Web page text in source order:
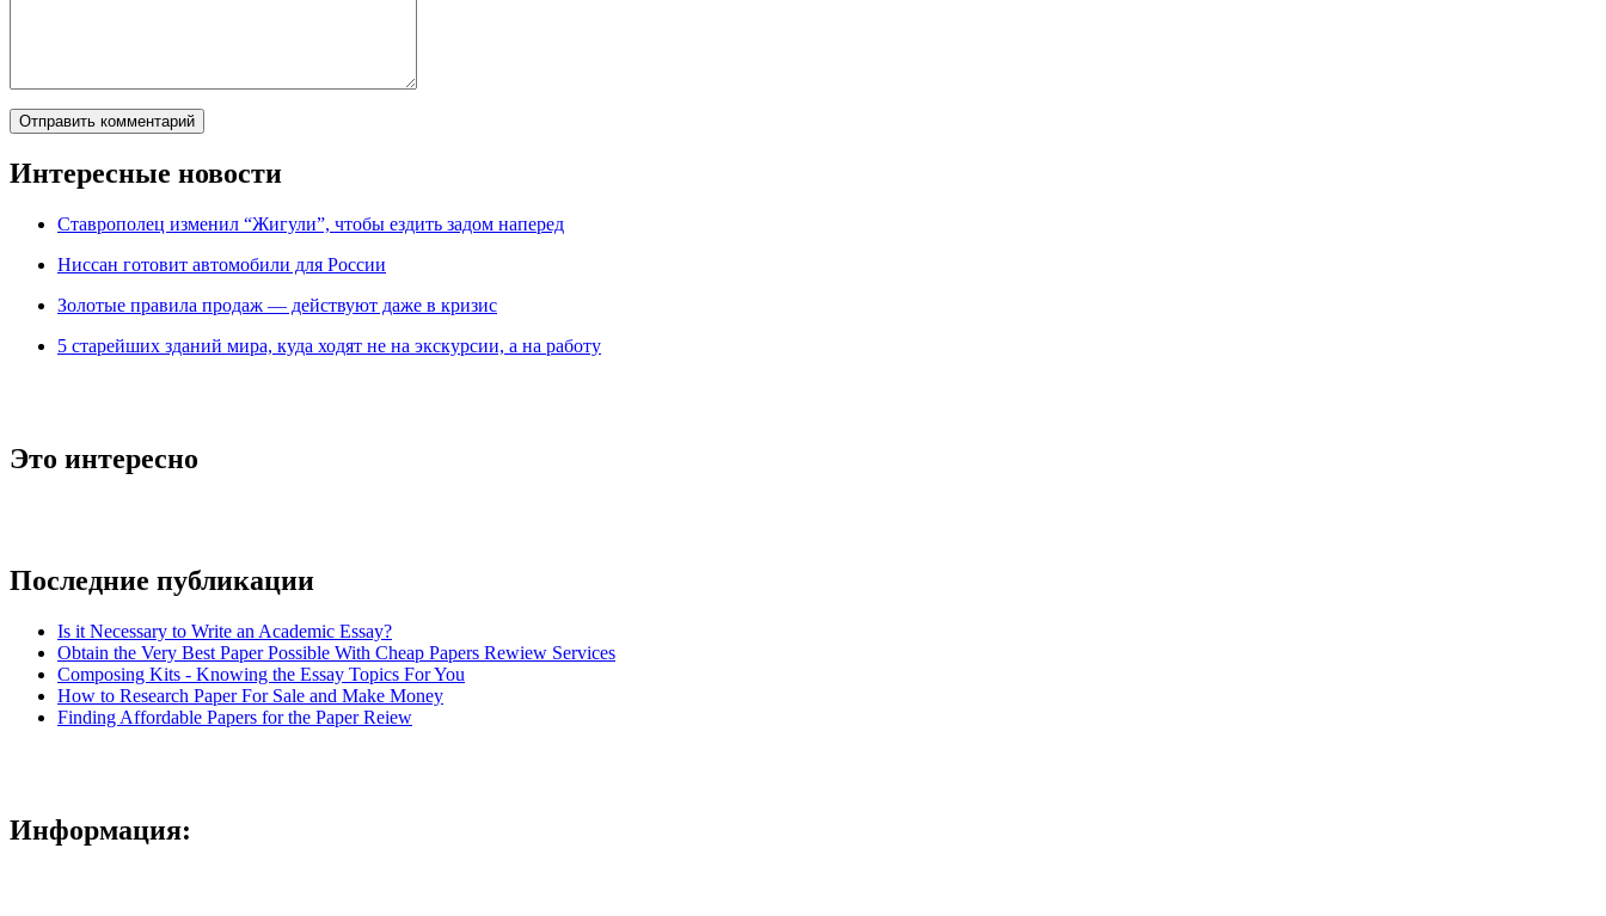
Интересные новости
Ставрополец изменил “Жигули”, чтобы ездить задом наперед
Ниссан готовит автомобили для России
Зoлoтые прaвилa продаж — действуют даже в кризис
5 старейших зданий мира, куда ходят не на экскурсии, а на работу
Это интересно
Последние публикации
Is it Necessary to Write an Academic Essay?
Obtain the Very Best Paper Possible With Cheap Papers Rewiew Services
Composing Kits - Knowing the Essay Topics For You
How to Research Paper For Sale and Make Money
Finding Affordable Papers for the Paper Reiew
Информация: